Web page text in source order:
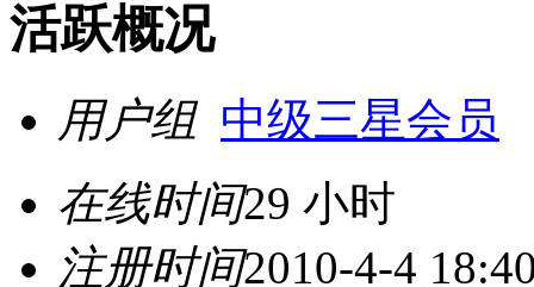
活跃概况
用户组 中级三星会员
在线时间29 小时
注册时间2010-4-4